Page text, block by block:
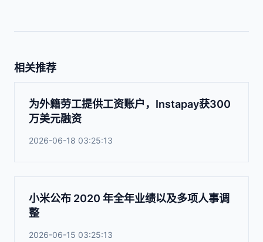
相关推荐
为外籍劳工提供工资账户，Instapay获300
万美元融资
2026-06-18 03:25:13
小米公布 2020 年全年业绩以及多项人事调
整
2026-06-15 03:25:13